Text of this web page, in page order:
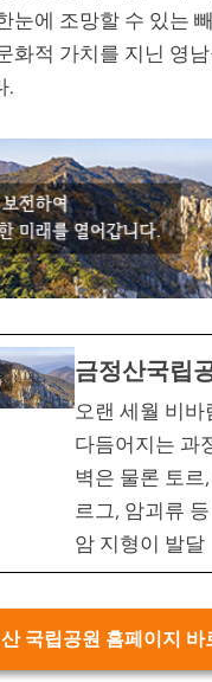
눈에 조망할 수 있는
화적 가치를 지닌 영
.
금정산국립
오랜 세월 비바
다듬어지는 과
벽은 물론 토르
르그, 암괴류
암 지형이 발달
국립공원 홈페이지 바